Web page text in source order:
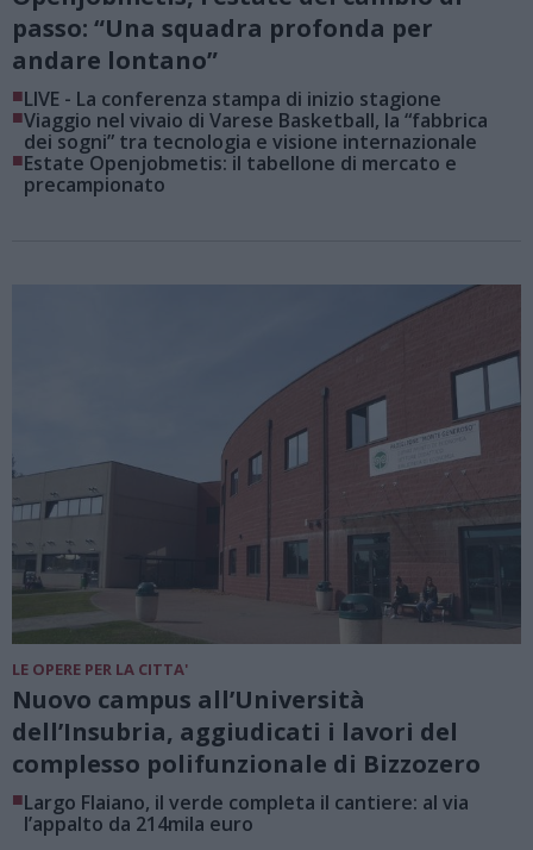
passo: “Una squadra profonda per
andare lontano”
■LIVE - La conferenza stampa di inizio stagione
■Viaggio nel vivaio di Varese Basketball, la “fabbrica
dei sogni” tra tecnologia e visione internazionale
■Estate Openjobmetis: il tabellone di mercato e
precampionato
LE OPERE PER LA CITTA'
Nuovo campus all’Università
dell’Insubria, aggiudicati i lavori del
complesso polifunzionale di Bizzozero
■Largo Flaiano, il verde completa il cantiere: al via
l’appalto da 214mila euro